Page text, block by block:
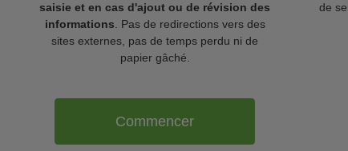
saisie et en cas d'ajout ou de révision des
informations . Pas de redirections vers des
sites externes, pas de temps perdu ni de
papier gâché.
de
Commencer